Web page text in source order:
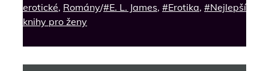
erotické, Romány/#E. L. James, #Erotika, #Nejlepší
knihy pro ženy